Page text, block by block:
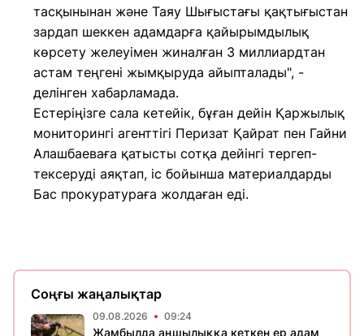
тасқынынан және Таяу Шығыстағы қақтығыстан
зардап шеккен адамдарға қайырымдылық
көрсету желеуімен жиналған 3 миллиардтан
астам теңгені жымқыруда айыпталады", -
делінген хабарламада.
Естеріңізге сала кетейік, бұған дейін Қаржылық
мониторингі агенттігі Перизат Қайрат пен Гайни
Алашбаеваға қатысты сотқа дейінгі тергеп-
тексеруді аяқтап, іс бойынша материалдарды
Бас прокуратураға жолдаған еді.
Соңғы жаңалықтар
09.08.2026 09:24
Жамбылда аңшылыққа кеткен ер адам